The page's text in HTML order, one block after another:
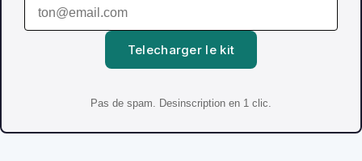
Telecharger le kit
Pas de spam. Desinscription en 1 clic.